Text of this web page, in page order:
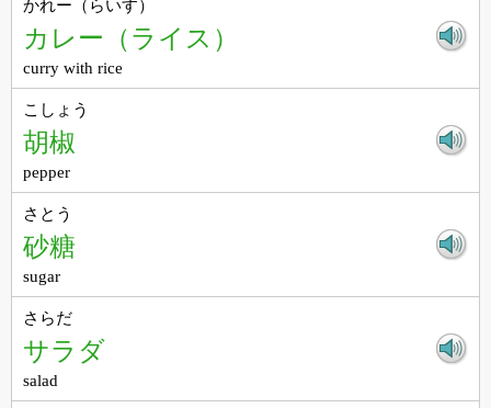
かれー（らいす）
カレー（ライス）
curry with rice
こしょう
胡椒
pepper
さとう
砂糖
sugar
さらだ
サラダ
salad